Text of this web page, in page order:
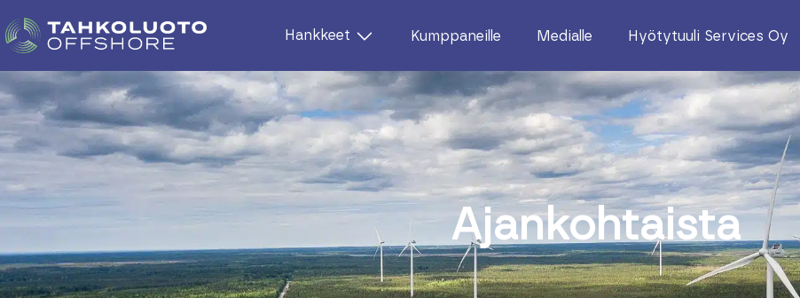
Hankkeet Kumppaneille Medialle Hyötytuuli Services Oy
Ajankohtaista